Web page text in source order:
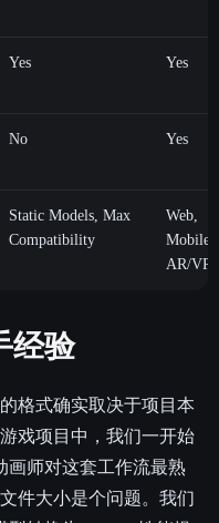
Yes Yes
No Yes
Static Models, Max
Compatibility
Web,
Mobile,
AR/VR
经验
格式确实取决于项目本
戏项目中，我们一开始
画师对这套工作流最熟
件大小是个问题。我们